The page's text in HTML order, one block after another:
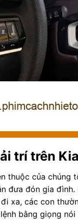
trí trên
thuộc của
đưa đón gia
xa, các con
bằng giọng